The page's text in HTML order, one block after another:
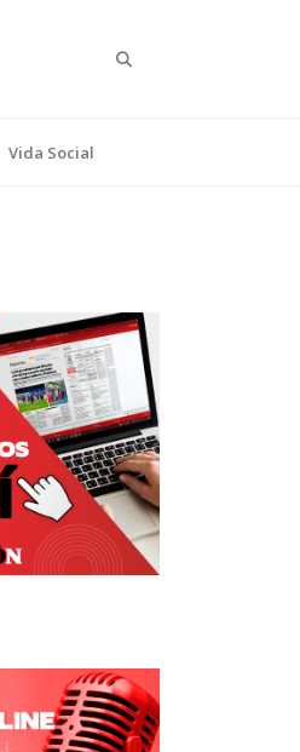
Vida Social